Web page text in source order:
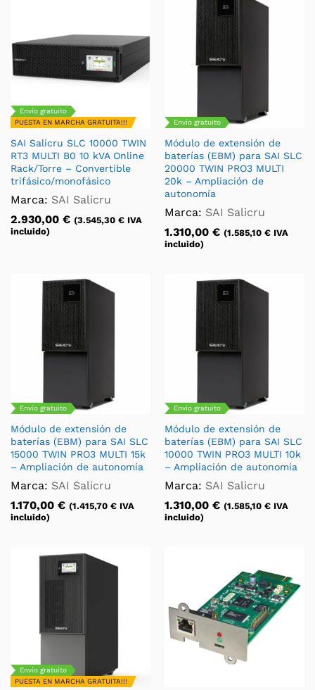
Envío gratuito
PUESTA EN MARCHA GRATUITA!!!
SAI Salicru SLC 10000 TWIN
RT3 MULTI B0 10 kVA Online
Rack/Torre – Convertible
trifásico/monofásico
Marca: SAI Salicru
2.930,00 € (3.545,30 € IVA
incluido)
Envío gratuito
Módulo de extensión de
baterías (EBM) para SAI SLC
20000 TWIN PRO3 MULTI
20k – Ampliación de
autonomía
Marca: SAI Salicru
1.310,00 € (1.585,10 € IVA
incluido)
Envío gratuito
Módulo de extensión de
baterías (EBM) para SAI SLC
15000 TWIN PRO3 MULTI 15k
– Ampliación de autonomía
Marca: SAI Salicru
1.170,00 € (1.415,70 € IVA
incluido)
Envío gratuito
Módulo de extensión de
baterías (EBM) para SAI SLC
10000 TWIN PRO3 MULTI 10k
– Ampliación de autonomía
Marca: SAI Salicru
1.310,00 € (1.585,10 € IVA
incluido)
Envío gratuito
PUESTA EN MARCHA GRATUITA!!!